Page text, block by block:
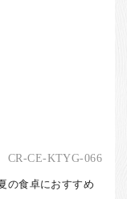
CR-CE-KTYG-066
の食卓におすすめ